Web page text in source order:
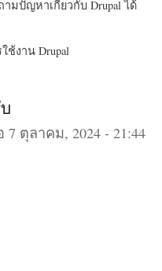
มปัญหาเกี่ยวกับ Drupal ได้
งาน Drupal
7 ตุลาคม, 2024 - 21:44